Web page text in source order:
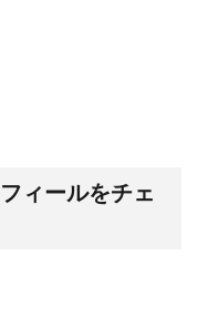
ィールをチェ